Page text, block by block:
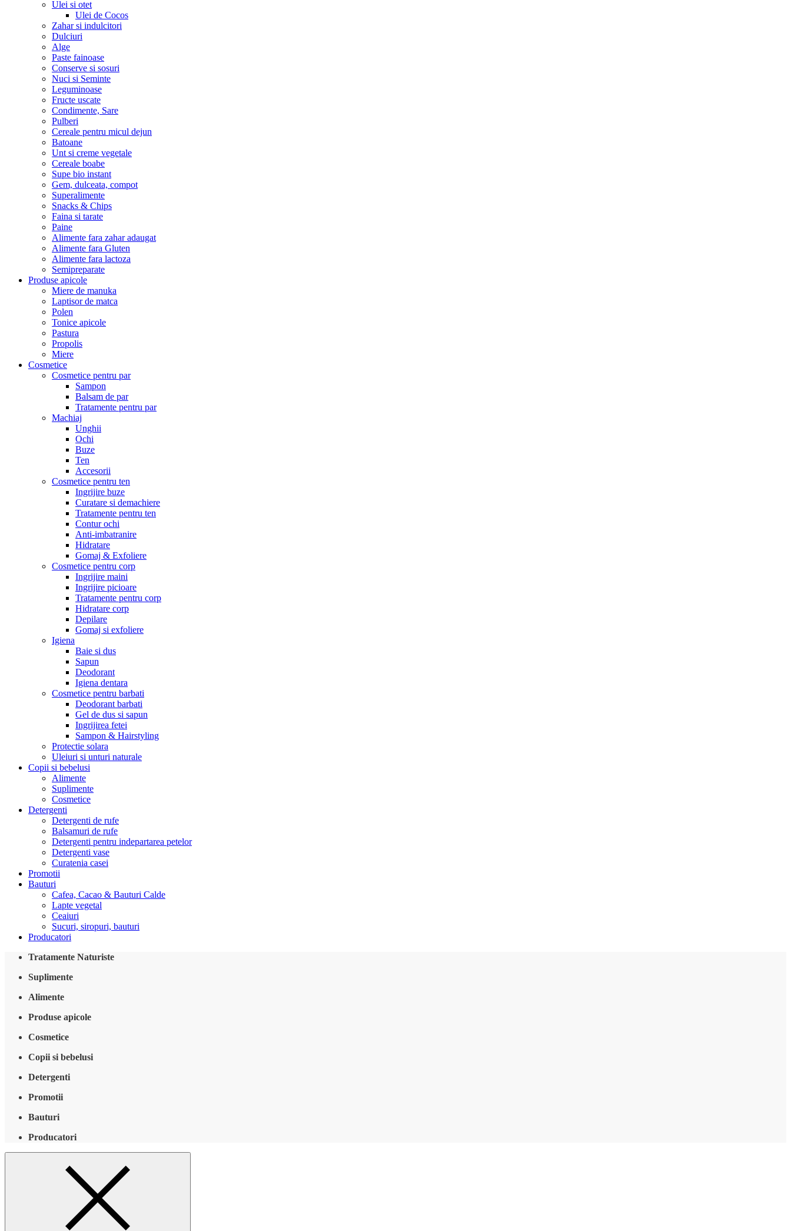
Ulei si otet
Ulei de Cocos
Zahar si indulcitori
Dulciuri
Alge
Paste fainoase
Conserve si sosuri
Nuci si Seminte
Leguminoase
Fructe uscate
Condimente, Sare
Pulberi
Cereale pentru micul dejun
Batoane
Unt si creme vegetale
Cereale boabe
Supe bio instant
Gem, dulceata, compot
Superalimente
Snacks & Chips
Faina si tarate
Paine
Alimente fara zahar adaugat
Alimente fara Gluten
Alimente fara lactoza
Semipreparate
Produse apicole
Miere de manuka
Laptisor de matca
Polen
Tonice apicole
Pastura
Propolis
Miere
Cosmetice
Cosmetice pentru par
Sampon
Balsam de par
Tratamente pentru par
Machiaj
Unghii
Ochi
Buze
Ten
Accesorii
Cosmetice pentru ten
Ingrijire buze
Curatare si demachiere
Tratamente pentru ten
Contur ochi
Anti-imbatranire
Hidratare
Gomaj & Exfoliere
Cosmetice pentru corp
Ingrijire maini
Ingrijire picioare
Tratamente pentru corp
Hidratare corp
Depilare
Gomaj si exfoliere
Igiena
Baie si dus
Sapun
Deodorant
Igiena dentara
Cosmetice pentru barbati
Deodorant barbati
Gel de dus si sapun
Ingrijirea fetei
Sampon & Hairstyling
Protectie solara
Uleiuri si unturi naturale
Copii si bebelusi
Alimente
Suplimente
Cosmetice
Detergenti
Detergenti de rufe
Balsamuri de rufe
Detergenti pentru indepartarea petelor
Detergenti vase
Curatenia casei
Promotii
Bauturi
Cafea, Cacao & Bauturi Calde
Lapte vegetal
Ceaiuri
Sucuri, siropuri, bauturi
Producatori
Tratamente Naturiste
Suplimente
Alimente
Produse apicole
Cosmetice
Copii si bebelusi
Detergenti
Promotii
Bauturi
Producatori